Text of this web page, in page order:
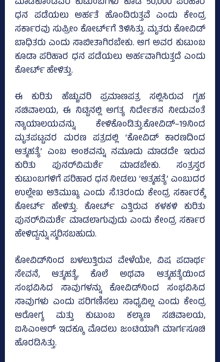
ಧನ ಪಡೆಯಲು ಅರ್ಹತೆ ಹೊಂದಿರುತ್ತವೆ ಎಂದು ಕೇಂದ್ರ
ಸರ್ಕಾರವು ಸುಪ್ರೀಂ ಕೋರ್ಟ್‌ಗೆ ತಿಳಿಸಿತ್ತು. ಮೃತರು ಕೋವಿಡ್‌
ಬಾಧಿತರು ಎಂದು ಸಾಬೀತಾಗಿರಬೇಕು. ಆಗ ಅವರ ಕುಟುಂಬ
ಕೂಡಾ ಪರಿಹಾರ ಧನ ಪಡೆಯಲು ಅರ್ಹವಾಗಿರುತ್ತದೆ ಎಂದು
ಕೋರ್ಟ್ ಹೇಳಿತ್ತು.
ಈ ಕುರಿತು ಹೆಚ್ಚುವರಿ ಪ್ರಮಾಣಪತ್ರ ಸಲ್ಲಿಸಿರುವ ಗೃಹ
ಸಚಿವಾಲಯ, ಈ ನಿಟ್ಟಿನಲ್ಲಿ ಅಗತ್ಯ ನಿರ್ದೇಶನ ನೀಡುವಂತೆ
ನ್ಯಾಯಾಲಯವನ್ನು ಕೇಳಿಕೊಂಡಿತ್ತು.ಕೋವಿಡ್–19ನಿಂದ
ಮೃತಪಟ್ಟವರ ಮರಣ ಪತ್ರದಲ್ಲಿ ‘ಕೋವಿಡ್‌ ಕಾರಣದಿಂದ
ಆತ್ಮಹತ್ಯೆ’ ಎಂಬ ಅಂಶವನ್ನು ನಮೂದು ಮಾಡದೇ ಇರುವ
ಕುರಿತು ಪುನರ್‌ವಿಮರ್ಶೆ ಮಾಡಬೇಕು. ಸಂತ್ರಸ್ತರ
ಕುಟುಂಬಗಳಿಗೆ ಪರಿಹಾರ ಧನ ನೀಡಲು ‘ಆತ್ಮಹತ್ಯೆ’ ಎಂಬುದರ
ಉಲ್ಲೇಖ ಅತಿಮುಖ್ಯ ಎಂದು ಸೆ.13ರಂದು ಕೇಂದ್ರ ಸರ್ಕಾರಕ್ಕೆ
ಕೋರ್ಟ್ ಹೇಳಿತ್ತು. ಕೋರ್ಟ್‌ ಎತ್ತಿರುವ ಕಳಕಳಿ ಕುರಿತು
ಪುನರ್‌ವಿಮರ್ಶೆ ಮಾಡಲಾಗುವುದು ಎಂದು ಕೇಂದ್ರ ಸರ್ಕಾರ
ಹೇಳಿದ್ದನ್ನು ಸ್ಮರಿಸಬಹುದು.
ಕೋವಿಡ್‌ನಿಂದ ಬಳಲುತ್ತಿರುವ ವೇಳೆಯೇ, ವಿಷ ಪದಾರ್ಥ
ಸೇವನೆ, ಆತ್ಮಹತ್ಯೆ, ಕೊಲೆ ಅಥವಾ ಆತ್ಮಹತ್ಯೆಯಿಂದ
ಸಂಭವಿಸಿದ ಸಾವುಗಳನ್ನು ಕೋವಿಡ್‌ನಿಂದ ಸಂಭವಿಸಿದ
ಸಾವುಗಳು ಎಂದು ಪರಿಗಣಿಸಲು ಸಾಧ್ಯವಿಲ್ಲ ಎಂದು ಕೇಂದ್ರ
ಆರೋಗ್ಯ ಮತ್ತು ಕುಟುಂಬ ಕಲ್ಯಾಣ ಸಚಿವಾಲಯ,
ಐಸಿಎಂಆರ್‌ ಇದಕ್ಕೂ ಮೊದಲು ಜಂಟಿಯಾಗಿ ಮಾರ್ಗಸೂಚಿ
ಹೊರಡಿಸಿತ್ತು.